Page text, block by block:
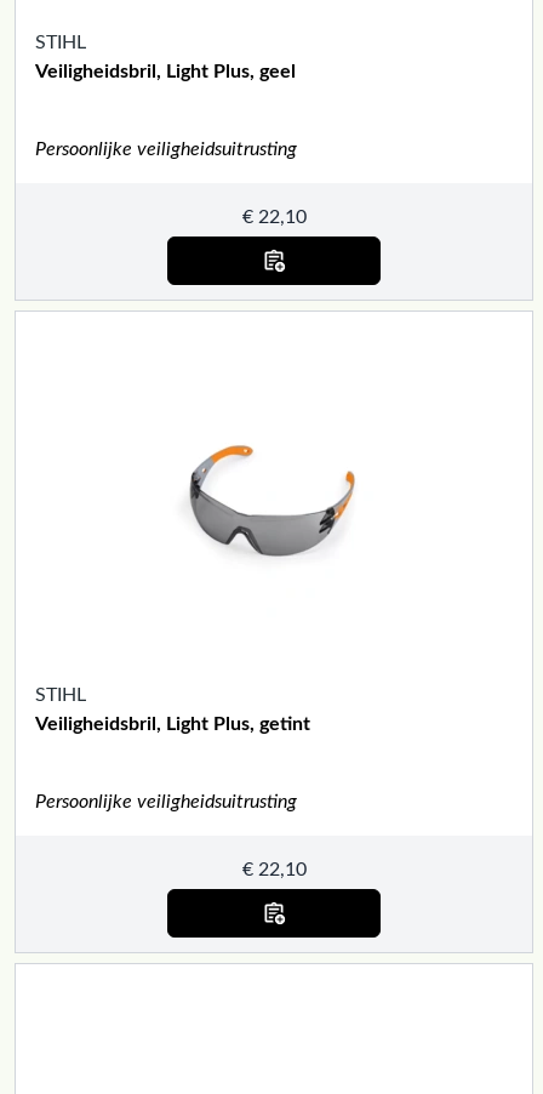
STIHL
Veiligheidsbril, Light Plus, geel
Persoonlijke veiligheidsuitrusting
€22,10
STIHL
Veiligheidsbril, Light Plus, getint
Persoonlijke veiligheidsuitrusting
€22,10